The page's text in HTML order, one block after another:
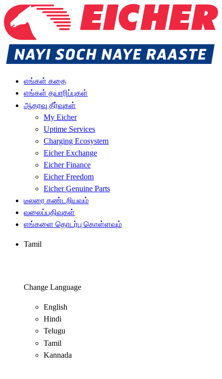
எங்கள் கதை
எங்கள் தயாரிப்புகள்
ஆதரவு தீர்வுகள்
My Eicher
Uptime Services
Charging Ecosystem
Eicher Exchange
Eicher Finance
Eicher Freedom
Eicher Genuine Parts
டீலரை கண்டறியவும்
வலைப்பதிவுகள்
எங்களை தொடர்பு கொள்ளவும்
Tamil
Change Language
English
Hindi
Telugu
Tamil
Kannada